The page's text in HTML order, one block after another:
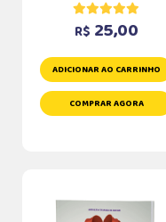
R$ 25,00
ADICIONAR AO CARRINHO
COMPRAR AGORA